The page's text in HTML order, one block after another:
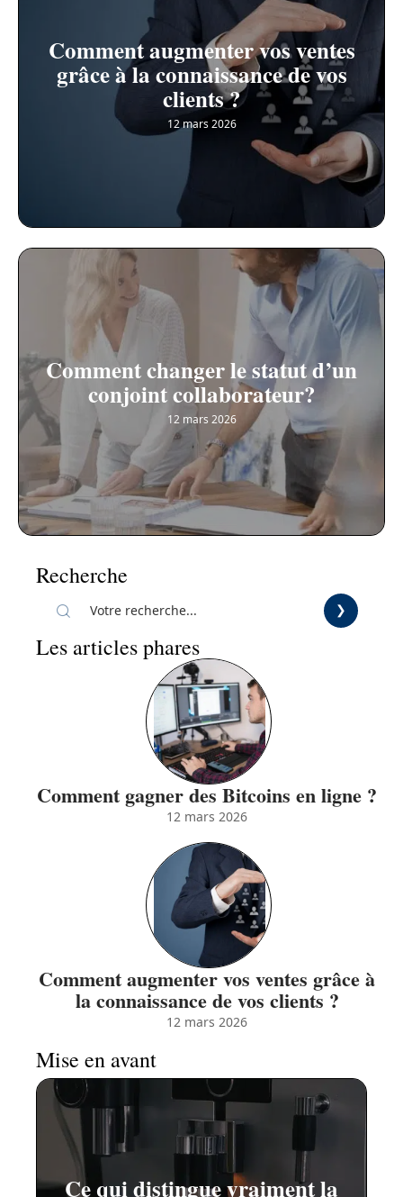
Comment augmenter vos ventes
grâce à la connaissance de vos
clients ?
12 mars 2026
Comment changer le statut d’un
conjoint collaborateur?
12 mars 2026
Recherche
Les articles phares
Comment gagner des Bitcoins en ligne ?
12 mars 2026
Comment augmenter vos ventes grâce à
la connaissance de vos clients ?
12 mars 2026
Mise en avant
Ce qui distingue vraiment la